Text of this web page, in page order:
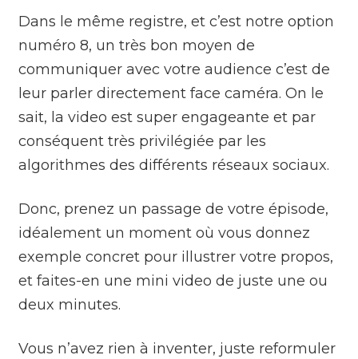
Dans le même registre, et c’est notre option
numéro 8, un très bon moyen de
communiquer avec votre audience c’est de
leur parler directement face caméra. On le
sait, la video est super engageante et par
conséquent très privilégiée par les
algorithmes des différents réseaux sociaux.
Donc, prenez un passage de votre épisode,
idéalement un moment où vous donnez
exemple concret pour illustrer votre propos,
et faites-en une mini video de juste une ou
deux minutes.
Vous n’avez rien à inventer, juste reformuler